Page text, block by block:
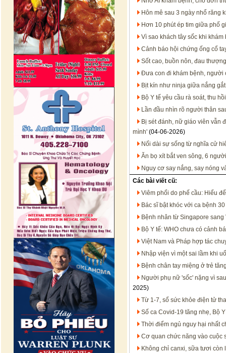
Hôn mê sau 3 ngày nhổ răng
Hơn 10 phút ép tim giữa phố
Vì sao khách tây sốc khi
Cảnh báo hội chứng ống cổ
Sốt cao, buồn nôn, đau
Đưa con đi khám bệnh, người
Bịt kín như ninja giữa nắng
Bộ Y tế yêu cầu rà soát, thu
Lần đầu nhìn rõ người thân
Bị sét đánh, nữ giáo viên vẫn
mình' (04-06-2026)
Nối dài sự sống từ nghĩa cử
Ăn bọ xít bắt ven sông, 6
Nguy cơ say nắng, say nóng
Các bài viết cũ:
Viêm phổi do phế cầu: Hiểu
Bác sĩ bật khóc với ca bệnh
Bệnh nhân từ Singapore
Bộ Y tế: WHO chưa có cảnh
Việt Nam và Pháp hợp tác
Nhập viện vì một sai lầm khi
Bệnh chân tay miệng ở trẻ
Người phụ nữ 'sốc' nặng vì
2025)
Từ 1-7, sổ sức khỏe điện tử
Số ca Covid-19 tăng nhẹ, Bộ
Thời điểm ngủ nguy hại nhất
Cơ quan chức năng vào cuộc
Không chỉ canxi, sữa tươi